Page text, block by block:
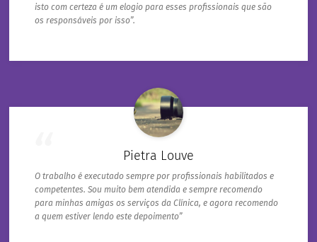
isto com certeza é um elogio para esses profissionais que são
os responsáveis por isso”.
Pietra Louve
O trabalho é executado sempre por profissionais habilitados e
competentes. Sou muito bem atendida e sempre recomendo
para minhas amigas os serviços da Clínica, e agora recomendo
a quem estiver lendo este depoimento”